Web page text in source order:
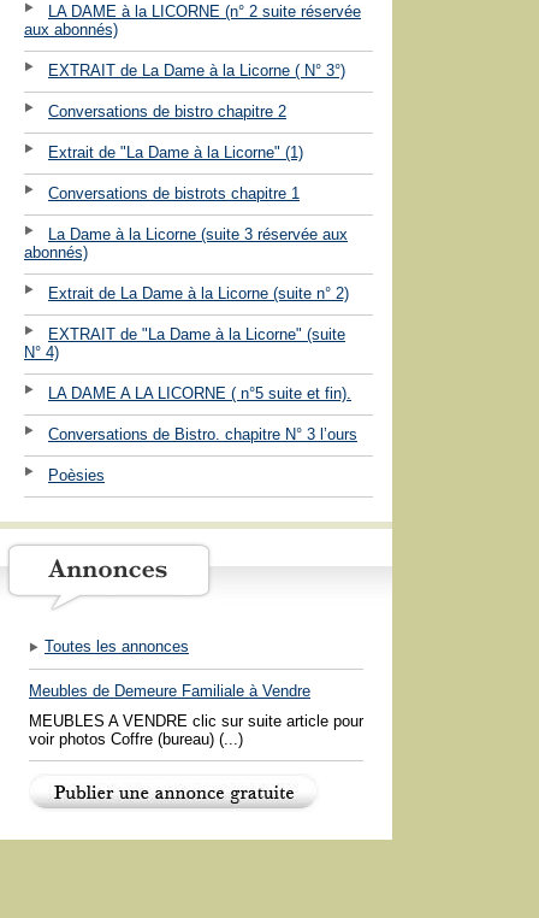
LA DAME à la LICORNE (n° 2 suite réservée
aux abonnés)
EXTRAIT de La Dame à la Licorne ( N° 3°)
Conversations de bistro chapitre 2
Extrait de "La Dame à la Licorne" (1)
Conversations de bistrots chapitre 1
La Dame à la Licorne (suite 3 réservée aux
abonnés)
Extrait de La Dame à la Licorne (suite n° 2)
EXTRAIT de "La Dame à la Licorne" (suite
N° 4)
LA DAME A LA LICORNE ( n°5 suite et fin).
Conversations de Bistro. chapitre N° 3 l’ours
Poèsies
Toutes les annonces
Meubles de Demeure Familiale à Vendre
MEUBLES A VENDRE clic sur suite article pour
voir photos Coffre (bureau) (...)